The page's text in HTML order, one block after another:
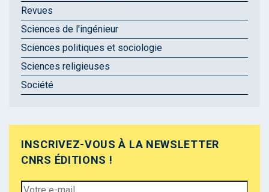
Revues
Sciences de l'ingénieur
Sciences politiques et sociologie
Sciences religieuses
Société
INSCRIVEZ-VOUS À LA NEWSLETTER
CNRS ÉDITIONS !